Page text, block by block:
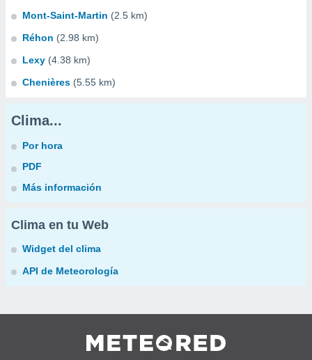
Mont-Saint-Martin (2.5 km)
Réhon (2.98 km)
Lexy (4.38 km)
Chenières (5.55 km)
Clima...
Por hora
PDF
Más información
Clima en tu Web
Widget del clima
API de Meteorología